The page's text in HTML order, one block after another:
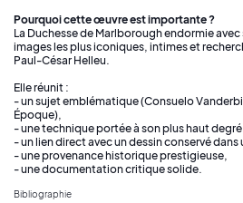
Pourquoi cette œuvre est importante ?
La Duchesse de Marlborough endormie
images les plus iconiques, intimes et
Paul-César Helleu.
Elle réunit :
- un sujet emblématique (Consuelo
Époque),
- une technique portée à son plus haut
- un lien direct avec un dessin conservé
- une provenance historique prestigieuse,
- une documentation critique solide.
Bibliographie